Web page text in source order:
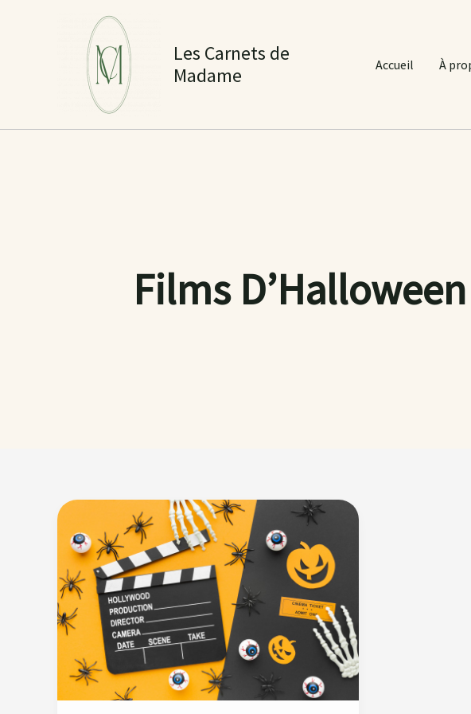
Les Carnets de
Madame
Accueil À
Films
Meilleurs
Films
d’Halloween
!